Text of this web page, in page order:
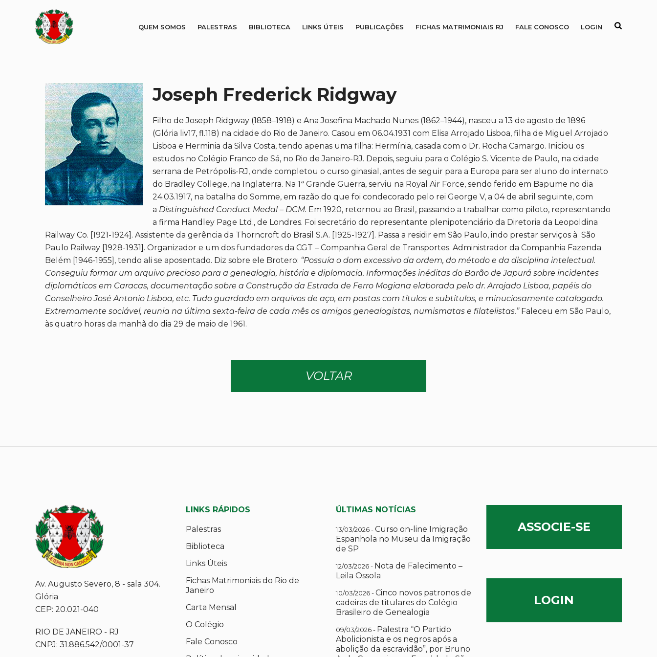
QUEM SOMOS PALESTRAS BIBLIOTECA LINKS ÚTEIS PUBLICAÇÕES FICHAS MATRIMONIAIS RJ FALE CONOSCO LOGIN
Joseph Frederick Ridgway
Filho de Joseph Ridgway (1858–1918) e Ana Josefina Machado Nunes (1862–1944), nasceu a 13 de agosto de 1896
(Glória liv17, fl.118) na cidade do Rio de Janeiro. Casou em 06.04.1931 com Elisa Arrojado Lisboa, filha de Miguel Arrojado
Lisboa e Herminia da Silva Costa, tendo apenas uma filha: Hermínia, casada com o Dr. Rocha Camargo. Iniciou os
estudos no Colégio Franco de Sá, no Rio de Janeiro-RJ. Depois, seguiu para o Colégio S. Vicente de Paulo, na cidade
serrana de Petrópolis-RJ, onde completou o curso ginasial, antes de seguir para a Europa para ser aluno do internato
do Bradley College, na Inglaterra. Na 1ª Grande Guerra, serviu na Royal Air Force, sendo ferido em Bapume no dia
24.03.1917, na batalha do Somme, em razão do que foi condecorado pelo rei George V, a 04 de abril seguinte, com
a Distinguished Conduct Medal – DCM. Em 1920, retornou ao Brasil, passando a trabalhar como piloto, representando
a firma Handley Page Ltd., de Londres. Foi secretário do representante plenipotenciário da Diretoria da Leopoldina
Railway Co. [1921-1924]. Assistente da gerência da Thorncroft do Brasil S.A. [1925-1927]. Passa a residir em São Paulo, indo prestar serviços à São
Paulo Railway [1928-1931]. Organizador e um dos fundadores da CGT – Companhia Geral de Transportes. Administrador da Companhia Fazenda
Belém [1946-1955], tendo ali se aposentado. Diz sobre ele Brotero: “Possuía o dom excessivo da ordem, do método e da disciplina intelectual.
Conseguiu formar um arquivo precioso para a genealogia, história e diplomacia. Informações inéditas do Barão de Japurá sobre incidentes
diplomáticos em Caracas, documentação sobre a Construção da Estrada de Ferro Mogiana elaborada pelo dr. Arrojado Lisboa, papéis do
Conselheiro José Antonio Lisboa, etc. Tudo guardado em arquivos de aço, em pastas com títulos e subtítulos, e minuciosamente catalogado.
Extremamente sociável, reunia na última sexta-feira de cada mês os amigos genealogistas, numismatas e filatelistas.” Faleceu em São Paulo,
às quatro horas da manhã do dia 29 de maio de 1961.
VOLTAR
Av. Augusto Severo, 8 - sala 304.
Glória
CEP: 20.021-040
RIO DE JANEIRO - RJ
CNPJ: 31.886.542/0001-37
LINKS RÁPIDOS
Palestras
Biblioteca
Links Úteis
Fichas Matrimoniais do Rio de
Janeiro
Carta Mensal
O Colégio
Fale Conosco
ÚLTIMAS NOTÍCIAS
13/03/2026 -Curso on-line Imigração
Espanhola no Museu da Imigração
de SP
12/03/2026 - Nota de Falecimento –
Leila Ossola
10/03/2026 -Cinco novos patronos de
cadeiras de titulares do Colégio
Brasileiro de Genealogia
09/03/2026 - Palestra “O Partido
Abolicionista e os negros após a
abolição da escravidão”, por Bruno
ASSOCIE-SE
LOGIN